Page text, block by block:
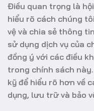
Điều quan trọng là
hiểu rõ cách chúng
vệ và chia sẻ thông
sử dụng dịch vụ của
đồng ý với các điều
trong chính sách
kỹ để hiểu rõ hơn về
dụng, lưu trữ và bảo